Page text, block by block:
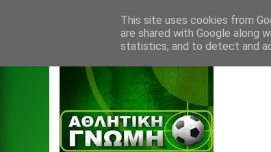
This site uses cookies from
are shared with Google along
statistics, and to detect and